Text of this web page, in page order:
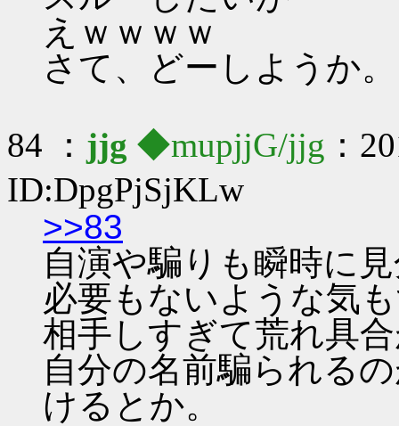
えｗｗｗｗ
さて、どーしようか。
84 ： jjg ◆mupjjG/jjg ：
ID:DpgPjSjKLw
>>83
自演や騙りも瞬時に
必要もないような気
相手しすぎて荒れ具
自分の名前騙られる
けるとか。